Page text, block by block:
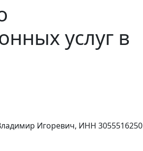
услуг в
Игоревич, ИНН 3055516250